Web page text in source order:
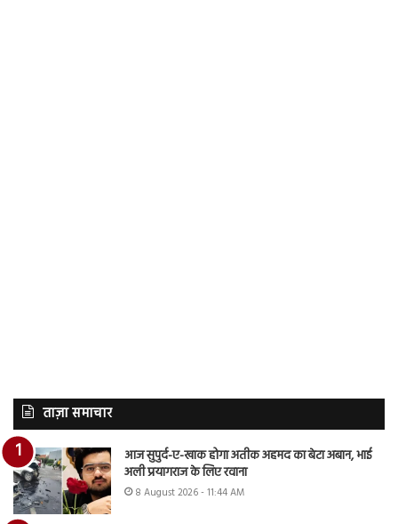
ताज़ा समाचार
आज सुपुर्द-ए-खाक होगा अतीक अहमद का बेटा अबान, भाई
अली प्रयागराज के लिए रवाना
8 August 2026 - 11:44 AM